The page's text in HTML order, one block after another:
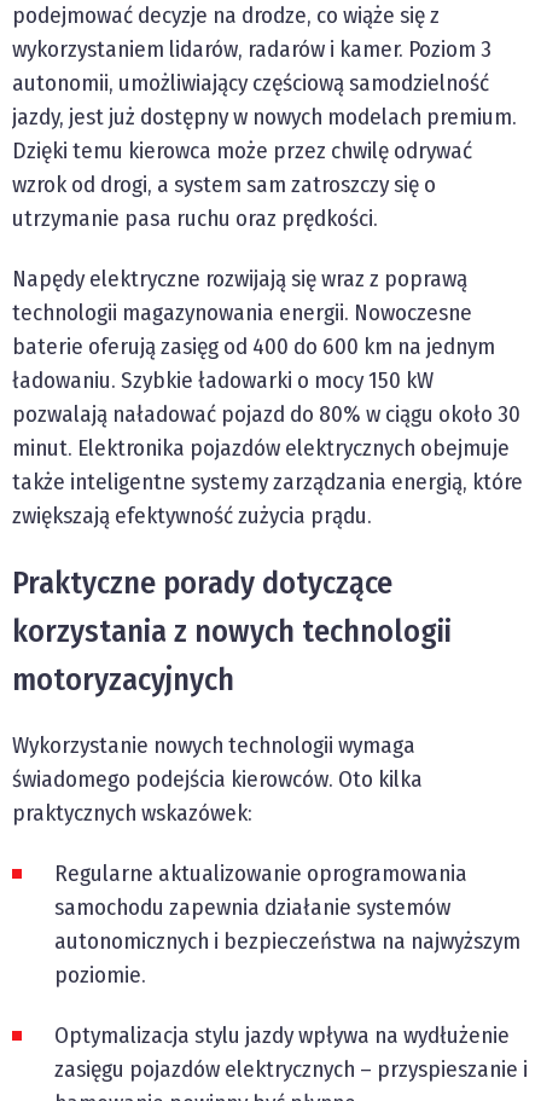
podejmować decyzje na drodze, co wiąże się z
wykorzystaniem lidarów, radarów i kamer. Poziom 3
autonomii, umożliwiający częściową samodzielność
jazdy, jest już dostępny w nowych modelach premium.
Dzięki temu kierowca może przez chwilę odrywać
wzrok od drogi, a system sam zatroszczy się o
utrzymanie pasa ruchu oraz prędkości.
Napędy elektryczne rozwijają się wraz z poprawą
technologii magazynowania energii. Nowoczesne
baterie oferują zasięg od 400 do 600 km na jednym
ładowaniu. Szybkie ładowarki o mocy 150 kW
pozwalają naładować pojazd do 80% w ciągu około 30
minut. Elektronika pojazdów elektrycznych obejmuje
także inteligentne systemy zarządzania energią, które
zwiększają efektywność zużycia prądu.
Praktyczne porady dotyczące
korzystania z nowych technologii
motoryzacyjnych
Wykorzystanie nowych technologii wymaga
świadomego podejścia kierowców. Oto kilka
praktycznych wskazówek:
Regularne aktualizowanie oprogramowania
samochodu zapewnia działanie systemów
autonomicznych i bezpieczeństwa na najwyższym
poziomie.
Optymalizacja stylu jazdy wpływa na wydłużenie
zasięgu pojazdów elektrycznych – przyspieszanie i